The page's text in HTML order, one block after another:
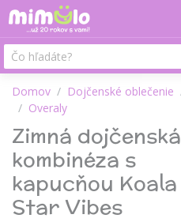
Domov Dojčenské oblečenie
Overaly
Zimná dojčenská
kombinéza s
kapucňou Koala
Star Vibes